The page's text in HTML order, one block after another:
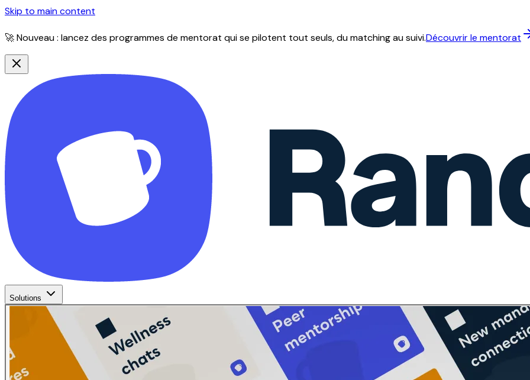
Skip to main content
🚀 Nouveau : lancez des programmes de mentorat qui se pilotent tout seuls, du matching au suivi.Découvrir le mentorat
Solutions